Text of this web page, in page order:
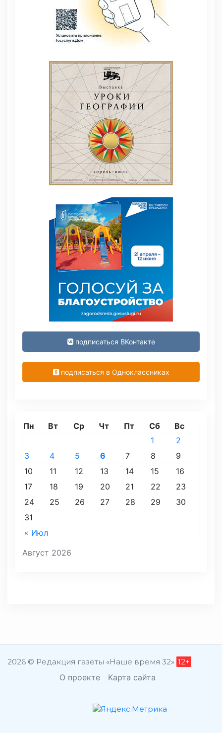
подписаться ВКонтакте
подписаться в Одноклассниках
Август 2026
Пн Вт Ср Чт Пт Сб Вс
« Июл
1
2
3
4 5 6 7 8
9
10
11 12 13 14 15
16
17
18 19 20 21 22
23
24
25 26 27 28 29
30
31
2026 © Редакция газеты «Наше время 32» 12+
О проекте Карта сайта